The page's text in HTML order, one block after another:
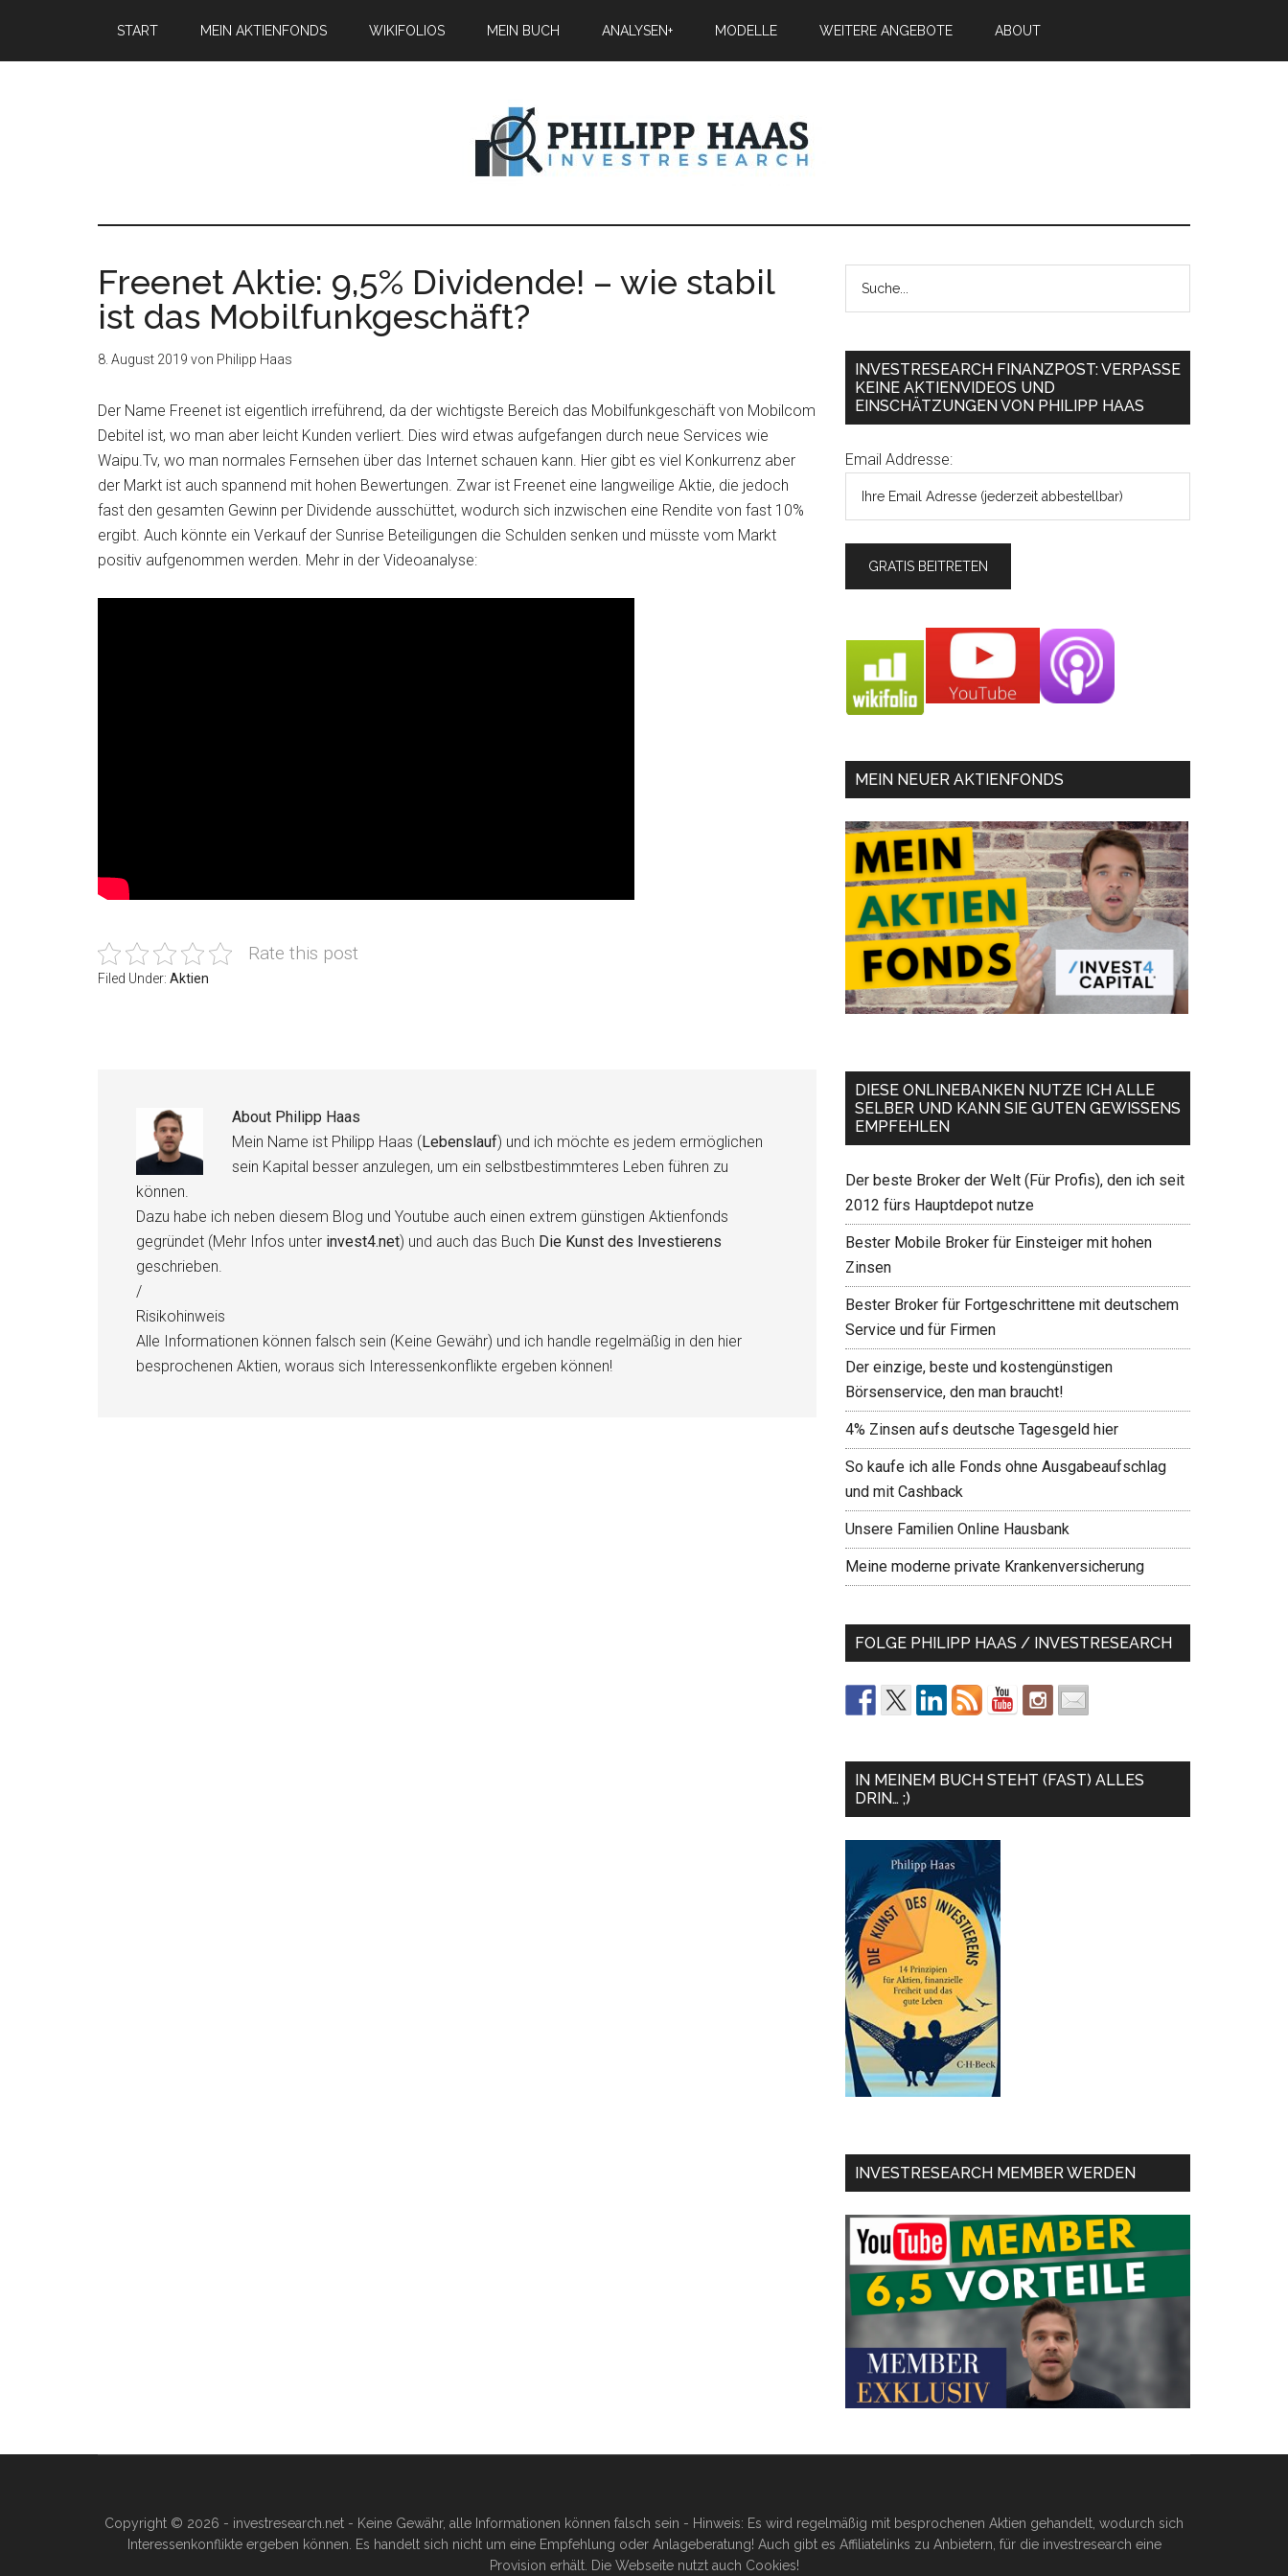
START MEIN AKTIENFONDS WIKIFOLIOS MEIN BUCH ANALYSEN+ MODELLE WEITERE ANGEBOTE ABOUT
Freenet Aktie: 9,5% Dividende! – wie stabil
ist das Mobilfunkgeschäft?
8. August 2019 von Philipp Haas
Der Name Freenet ist eigentlich irreführend, da der wichtigste Bereich das Mobilfunkgeschäft von Mobilcom
Debitel ist, wo man aber leicht Kunden verliert. Dies wird etwas aufgefangen durch neue Services wie
Waipu.Tv, wo man normales Fernsehen über das Internet schauen kann. Hier gibt es viel Konkurrenz aber
der Markt ist auch spannend mit hohen Bewertungen. Zwar ist Freenet eine langweilige Aktie, die jedoch
fast den gesamten Gewinn per Dividende ausschüttet, wodurch sich inzwischen eine Rendite von fast 10%
ergibt. Auch könnte ein Verkauf der Sunrise Beteiligungen die Schulden senken und müsste vom Markt
positiv aufgenommen werden. Mehr in der Videoanalyse:
Rate this post
Filed Under: Aktien
About Philipp Haas
Mein Name ist Philipp Haas (Lebenslauf) und ich möchte es jedem ermöglichen
sein Kapital besser anzulegen, um ein selbstbestimmteres Leben führen zu
können.
Dazu habe ich neben diesem Blog und Youtube auch einen extrem günstigen Aktienfonds
gegründet (Mehr Infos unter invest4.net) und auch das Buch Die Kunst des Investierens
geschrieben.
/
Risikohinweis
Alle Informationen können falsch sein (Keine Gewähr) und ich handle regelmäßig in den hier
besprochenen Aktien, woraus sich Interessenkonflikte ergeben können!
INVESTRESEARCH FINANZPOST: VERPASSE
KEINE AKTIENVIDEOS UND
EINSCHÄTZUNGEN VON PHILIPP HAAS
Email Addresse:
MEIN NEUER AKTIENFONDS
DIESE ONLINEBANKEN NUTZE ICH ALLE
SELBER UND KANN SIE GUTEN GEWISSENS
EMPFEHLEN
Der beste Broker der Welt (Für Profis), den ich seit
2012 fürs Hauptdepot nutze
Bester Mobile Broker für Einsteiger mit hohen
Zinsen
Bester Broker für Fortgeschrittene mit deutschem
Service und für Firmen
Der einzige, beste und kostengünstigen
Börsenservice, den man braucht!
4% Zinsen aufs deutsche Tagesgeld hier
So kaufe ich alle Fonds ohne Ausgabeaufschlag
und mit Cashback
Unsere Familien Online Hausbank
Meine moderne private Krankenversicherung
FOLGE PHILIPP HAAS / INVESTRESEARCH
IN MEINEM BUCH STEHT (FAST) ALLES
DRIN… ;)
INVESTRESEARCH MEMBER WERDEN
Copyright © 2026 - investresearch.net - Keine Gewähr, alle Informationen können falsch sein - Hinweis: Es wird regelmäßig mit besprochenen Aktien gehandelt, wodurch sich
Interessenkonflikte ergeben können. Es handelt sich nicht um eine Empfehlung oder Anlageberatung! Auch gibt es Affiliatelinks zu Anbietern, für die investresearch eine
Provision erhält. Die Webseite nutzt auch Cookies!